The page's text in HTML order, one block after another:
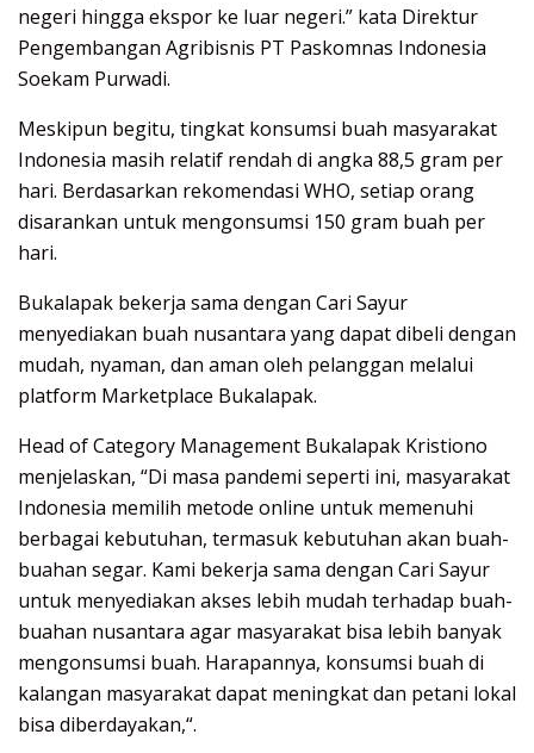
negeri hingga ekspor ke luar negeri.” kata Direktur
Pengembangan Agribisnis PT Paskomnas Indonesia
Soekam Purwadi.
Meskipun begitu, tingkat konsumsi buah masyarakat
Indonesia masih relatif rendah di angka 88,5 gram per
hari. Berdasarkan rekomendasi WHO, setiap orang
disarankan untuk mengonsumsi 150 gram buah per
hari.
Bukalapak bekerja sama dengan Cari Sayur
menyediakan buah nusantara yang dapat dibeli dengan
mudah, nyaman, dan aman oleh pelanggan melalui
platform Marketplace Bukalapak.
Head of Category Management Bukalapak Kristiono
menjelaskan, “Di masa pandemi seperti ini, masyarakat
Indonesia memilih metode online untuk memenuhi
berbagai kebutuhan, termasuk kebutuhan akan buah-
buahan segar. Kami bekerja sama dengan Cari Sayur
untuk menyediakan akses lebih mudah terhadap buah-
buahan nusantara agar masyarakat bisa lebih banyak
mengonsumsi buah. Harapannya, konsumsi buah di
kalangan masyarakat dapat meningkat dan petani lokal
bisa diberdayakan,“.